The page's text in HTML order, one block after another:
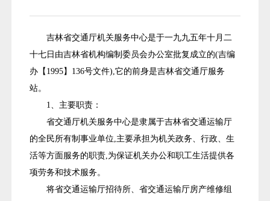
吉林省交通厅机关服务中心是于一九九五年十月二
十七日由吉林省机构编制委员会办公室批复成立的(吉编
办【1995】136号文件),它的前身是吉林省交通厅服务
站。
1、主要职责：
省交通厅机关服务中心是隶属于吉林省交通运输厅
的全民所有制事业单位,主要承担为机关政务、行政、生
活等方面服务的职责,为保证机关办公和职工生活提供各
项劳务和技术服务。
将省交通运输厅招待所、省交通运输厅房产维修组